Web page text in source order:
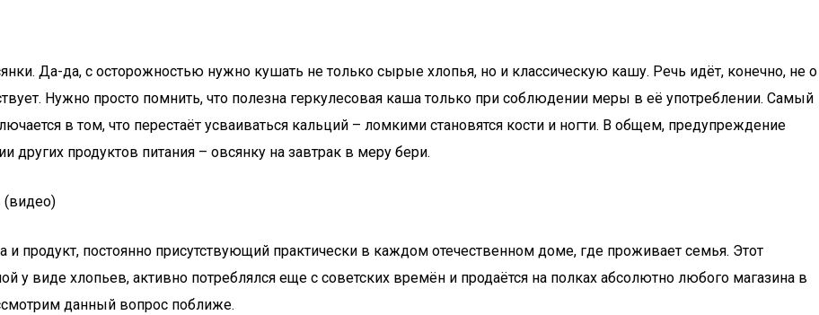
Да-да, с осторожностью нужно кушать не только сырые хлопья, но и классическую кашу. Речь идёт, конечно, не о
Нужно просто помнить, что полезна геркулесовая каша только при соблюдении меры в её употреблении. Самый
в том, что перестаёт усваиваться кальций – ломкими становятся кости и ногти. В общем, предупреждение
других продуктов питания – овсянку на завтрак в меру бери.
(видео)
продукт, постоянно присутствующий практически в каждом отечественном доме, где проживает семья. Этот
у виде хлопьев, активно потреблялся еще с советских времён и продаётся на полках абсолютно любого магазина в
данный вопрос поближе.